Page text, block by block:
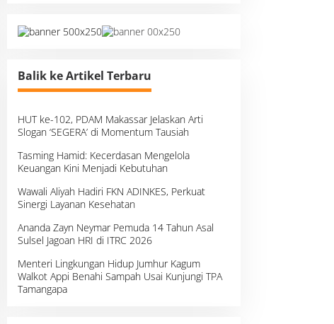
Balik ke Artikel Terbaru
HUT ke-102, PDAM Makassar Jelaskan Arti
Slogan ‘SEGERA’ di Momentum Tausiah
Tasming Hamid: Kecerdasan Mengelola
Keuangan Kini Menjadi Kebutuhan
Wawali Aliyah Hadiri FKN ADINKES, Perkuat
Sinergi Layanan Kesehatan
Ananda Zayn Neymar Pemuda 14 Tahun Asal
Sulsel Jagoan HRI di ITRC 2026
Menteri Lingkungan Hidup Jumhur Kagum
Walkot Appi Benahi Sampah Usai Kunjungi TPA
Tamangapa